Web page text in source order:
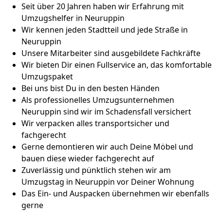
Seit über 20 Jahren haben wir Erfahrung mit
Umzugshelfer in Neuruppin
Wir kennen jeden Stadtteil und jede Straße in
Neuruppin
Unsere Mitarbeiter sind ausgebildete Fachkräfte
Wir bieten Dir einen Fullservice an, das komfortable
Umzugspaket
Bei uns bist Du in den besten Händen
Als professionelles Umzugsunternehmen
Neuruppin sind wir im Schadensfall versichert
Wir verpacken alles transportsicher und
fachgerecht
Gerne demontieren wir auch Deine Möbel und
bauen diese wieder fachgerecht auf
Zuverlässig und pünktlich stehen wir am
Umzugstag in Neuruppin vor Deiner Wohnung
Das Ein- und Auspacken übernehmen wir ebenfalls
gerne